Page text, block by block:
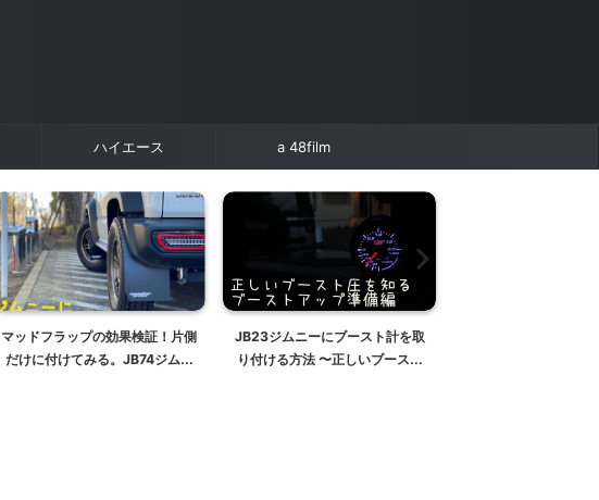
ハイエース a 48film
マッドフラップの効果検証！片側
だけに付けてみる。JB74ジムニ
JB23ジムニーにブースト計を取
り付ける方法 〜正しいブースト